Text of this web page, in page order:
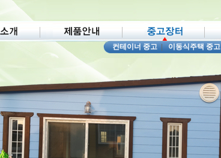
컨테이너 중고|이동식주택 중고